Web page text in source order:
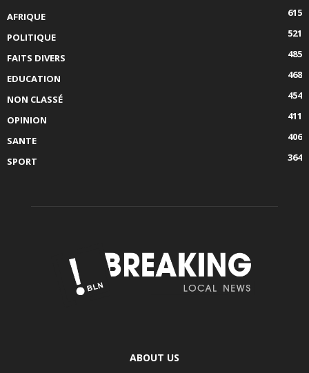
AFRIQUE
615
POLITIQUE
521
FAITS DIVERS
485
EDUCATION
468
NON CLASSÉ
454
OPINION
411
SANTE
406
SPORT
364
ABOUT US